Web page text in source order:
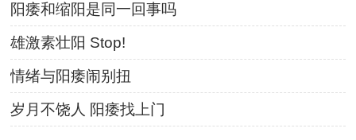
阳痿和缩阳是同一回事吗
雄激素壮阳 Stop!
情绪与阳痿闹别扭
岁月不饶人 阳痿找上门